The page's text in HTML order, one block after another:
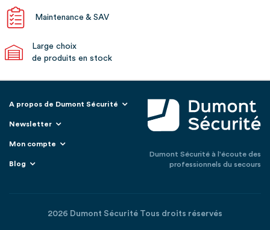
Maintenance & SAV
Large choix
de produits en stock
A propos de Dumont Sécurité
Newsletter
Mon compte
Blog
Dumont Sécurité à l'écoute des
professionnels du secours
2026 Dumont Sécurité Tous droits réservés